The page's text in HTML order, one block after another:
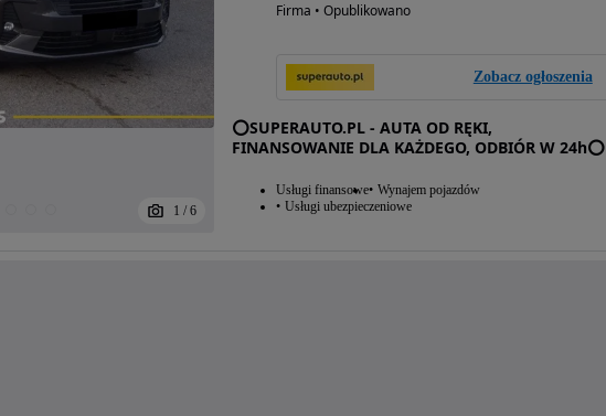
1 / 6
Firma • Opublikowano
Zobacz ogłoszenia
⭕SUPERAUTO.PL - AUTA OD RĘKI,
FINANSOWANIE DLA KAŻDEGO, ODBIÓR W 24h⭕
Usługi finansowe Wynajem pojazdów
Usługi ubezpieczeniowe